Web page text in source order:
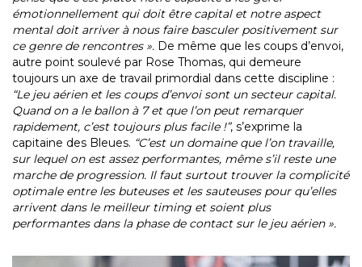
émotionnellement qui doit être capital et notre aspect
mental doit arriver à nous faire basculer positivement sur
ce genre de rencontres ». De même que les coups d’envoi,
autre point soulevé par Rose Thomas, qui demeure
toujours un axe de travail primordial dans cette discipline :
“Le jeu aérien et les coups d’envoi sont un secteur capital.
Quand on a le ballon à 7 et que l’on peut remarquer
rapidement, c’est toujours plus facile !”, s’exprime la
capitaine des Bleues. “C’est un domaine que l’on travaille,
sur lequel on est assez performantes, même s’il reste une
marche de progression. Il faut surtout trouver la complicité
optimale entre les buteuses et les sauteuses pour qu’elles
arrivent dans le meilleur timing et soient plus
performantes dans la phase de contact sur le jeu aérien ».